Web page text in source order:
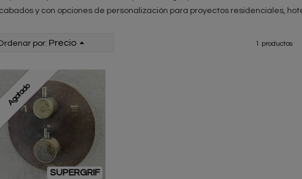
y con opciones de personalización para proyectos residenciales,
por: Precio 1 productos
Agotado
SUPERGRIF